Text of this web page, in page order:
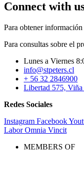
Connect with
Para obtener
Para consultas sobre el
Lunes a Viernes
info@stpeters.cl
+ 56 32 2846900
Libertad 575,
Redes Sociales
Instagram Facebook
Labor Omnia Vincit
MEMBERS OF